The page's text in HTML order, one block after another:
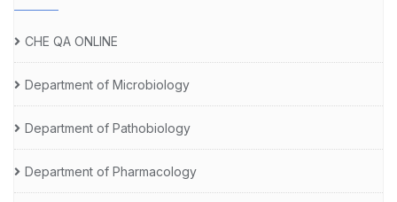
CHE QA ONLINE
Department of Microbiology
Department of Pathobiology
Department of Pharmacology